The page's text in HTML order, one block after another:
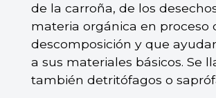
de la carroña, de los
materia orgánica en proceso
descomposición y que
a sus materiales básicos. Se
también detritófagos o